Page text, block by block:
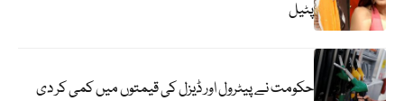
پٹیل
حکومت نے پیٹرول اور ڈیزل کی قیمتوں میں کمی کر دی